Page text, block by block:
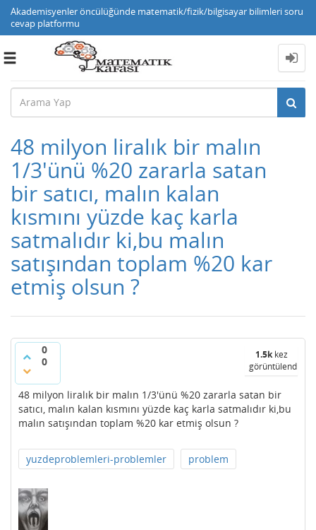
Akademisyenler öncülüğünde matematik/fizik/bilgisayar bilimleri soru
cevap platformu
Toggle
48 milyon liralık bir malın
1/3'ünü %20 zararla satan
bir satıcı, malın kalan
kısmını yüzde kaç karla
satmalıdır ki,bu malın
satışından toplam %20 kar
etmiş olsun ?
0
0
1.5kkez
görüntülendi
48 milyon liralık bir malın 1/3'ünü %20 zararla satan bir
satıcı, malın kalan kısmını yüzde kaç karla satmalıdır ki,bu
malın satışından toplam %20 kar etmiş olsun ?
yuzdeproblemleri-problemler problem